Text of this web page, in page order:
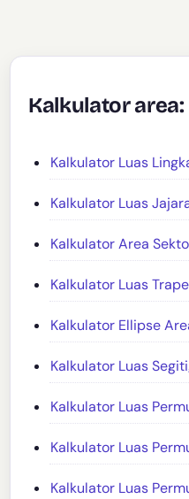
Kalkulator area:
Kalkulator Luas
Kalkulator Luas
Kalkulator Area
Kalkulator Luas
Kalkulator Ellipse
Kalkulator Luas
Kalkulator Luas
Kalkulator Luas
Kalkulator Luas